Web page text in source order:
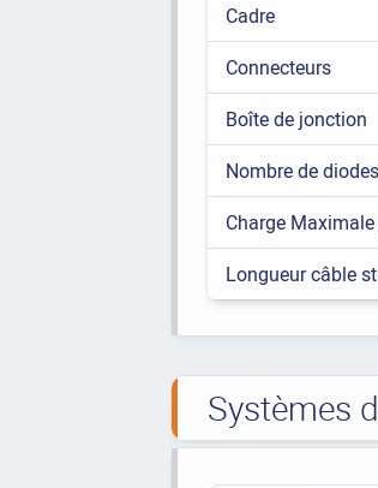
Cadre
Connecteurs
Boîte de jonction
Nombre de diodes
Charge
Longueur câble
Systèmes